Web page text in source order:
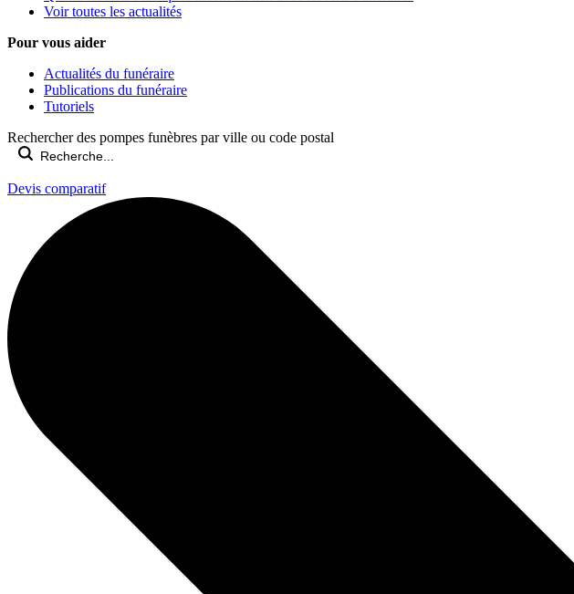
Voir toutes les actualités
Pour vous aider
Actualités du funéraire
Publications du funéraire
Tutoriels
Rechercher des pompes funèbres par ville ou code postal
Devis comparatif